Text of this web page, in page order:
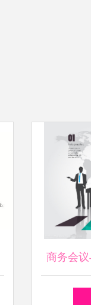
商务会
务信